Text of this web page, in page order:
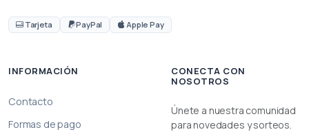
Tarjeta PayPal Apple Pay
INFORMACIÓN
Contacto
Formas de pago
CONECTA CON
NOSOTROS
Únete a nuestra comunidad
para novedades y sorteos.